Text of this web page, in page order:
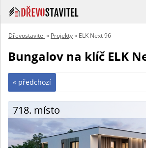
Dřevostavitel » Projekty» ELK Next 96
Bungalov na klíč ELK
« předchozí
718. místo